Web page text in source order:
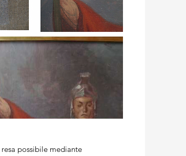
possibile mediante